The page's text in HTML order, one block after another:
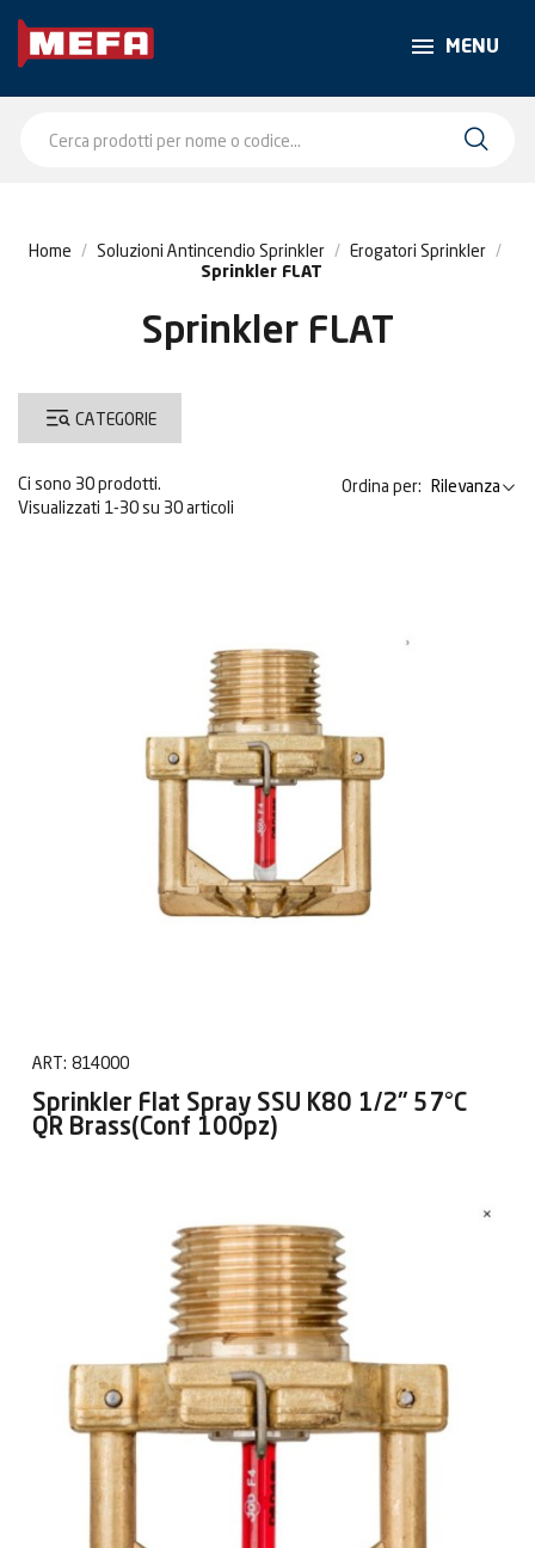
MENU
Home Soluzioni Antincendio Sprinkler Erogatori Sprinkler
Sprinkler FLAT
Sprinkler FLAT
CATEGORIE
Ci sono 30 prodotti. Ordina per: Rilevanza
Visualizzati 1-30 su 30 articoli
ART: 814000
Sprinkler Flat Spray SSU K80 1/2" 57°C
QR Brass(Conf 100pz)